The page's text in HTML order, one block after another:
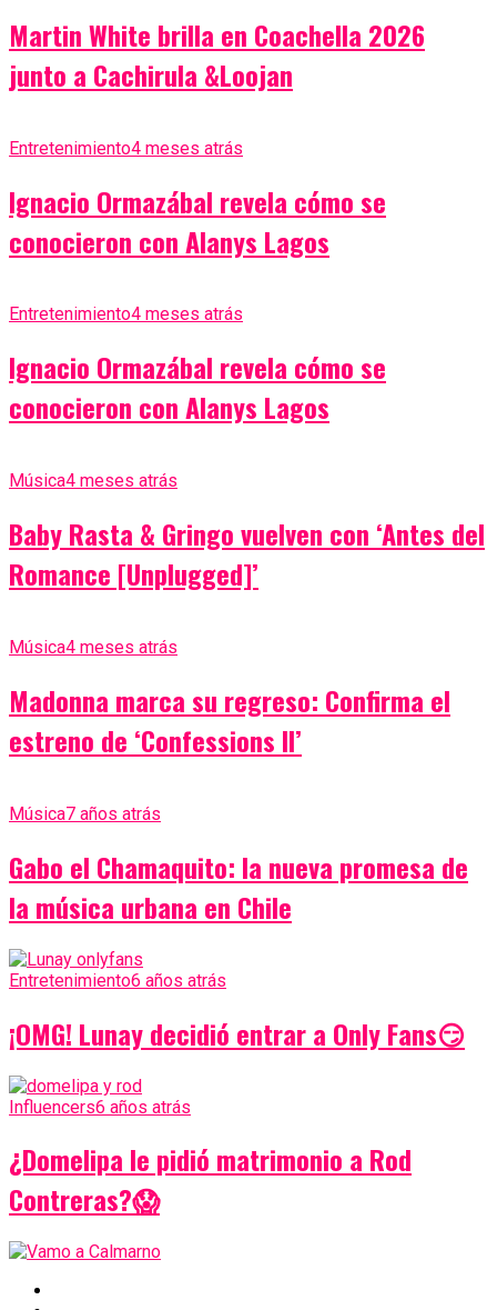
Martin White brilla en Coachella 2026
junto a Cachirula &Loojan
Entretenimiento4 meses atrás
Ignacio Ormazábal revela cómo se
conocieron con Alanys Lagos
Entretenimiento4 meses atrás
Ignacio Ormazábal revela cómo se
conocieron con Alanys Lagos
Música4 meses atrás
Baby Rasta & Gringo vuelven con ‘Antes del
Romance [Unplugged]’
Música4 meses atrás
Madonna marca su regreso: Confirma el
estreno de ‘Confessions II’
Música7 años atrás
Gabo el Chamaquito: la nueva promesa de
la música urbana en Chile
Entretenimiento6 años atrás
¡OMG! Lunay decidió entrar a Only Fans😏
Influencers6 años atrás
¿Domelipa le pidió matrimonio a Rod
Contreras?😱